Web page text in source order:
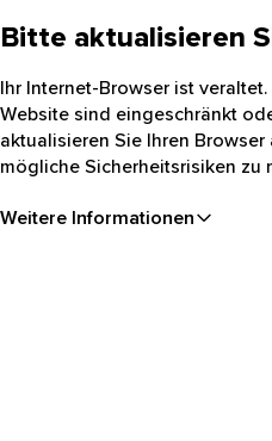
Bitte aktualisieren
Ihr Internet-Browser ist
Website sind eingeschränkt
aktualisieren Sie Ihren
mögliche Sicherheitsrisiken zu
Weitere Informationen